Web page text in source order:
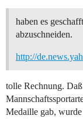
haben es
abzuschneiden.
http://
tolle Rechnung.
Medaille gab,